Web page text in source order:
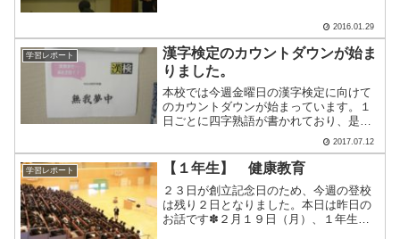
ーマに講演を行っていただきました。山
内先生は日本国内にあるすべての大学に
取材・視察に行かれている.....
2016.01.29
学習レポート
漢字検定のカウントダウンが始ま
りました。
本校では今週金曜日の漢字検定に向けて
のカウントダウンが始まっています。１
日ごとに四字熟語が書かれており、是非
とも受かってほしいという先生方からの
熱いメッセージをしっかり受け取って頑
張ってほしいですね。明日はどんな四字
熟語が書かれているのかな.....
2017.07.12
学習レポート 【１年生】 健康教育
２３日が創立記念日のため、今週の登校
は残り２日となりました。本日は昨日の
お話です✽２月１９日（月）、１年生の